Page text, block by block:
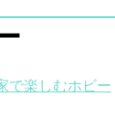
で楽しむホビー